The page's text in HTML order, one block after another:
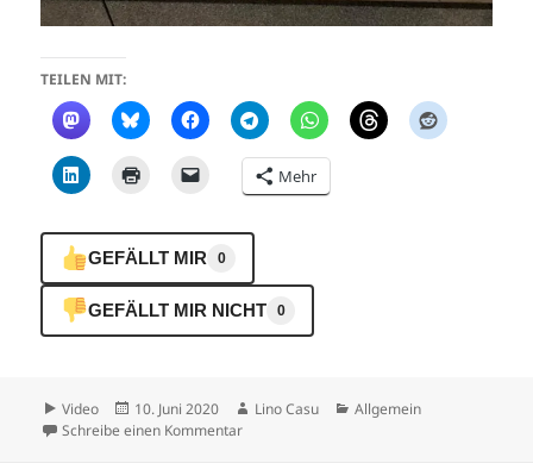
TEILEN MIT:
Mehr
GEFÄLLT MIR 0
GEFÄLLT MIR NICHT 0
Format
Video
Veröffentlicht
am
10. Juni 2020 Autor
Lino Casu Kategorien
Allgemein
Schreibe einen Kommentarzu Nix